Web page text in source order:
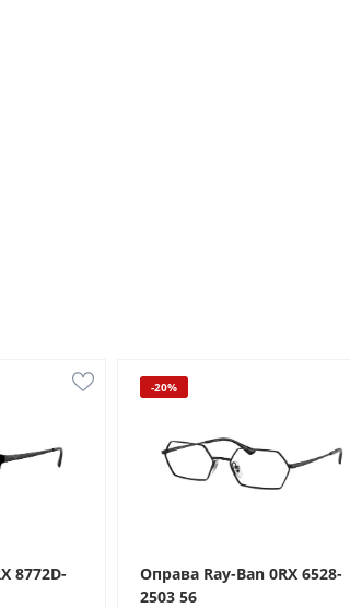
8772D-
-20%
Оправа Ray-Ban 0RX 6528-
2503 56